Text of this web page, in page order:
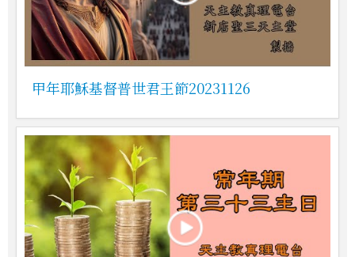
甲年耶穌基督普世君王節20231126